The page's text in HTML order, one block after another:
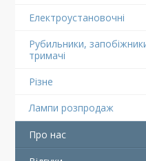
Електроустановочні
Рубильники,
тримачі
Різне
Лампи розпродаж
Про нас